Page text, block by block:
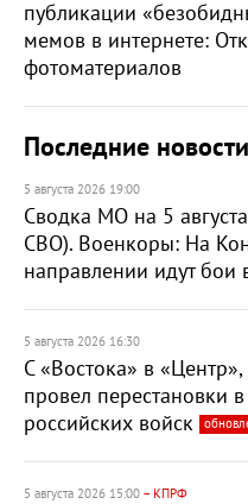
публикации
мемов в интернете:
фотоматериалов
Последние новости
5 августа 2026 19:00
Сводка МО на 5
СВО). Военкоры: На
направлении идут бои
5 августа 2026 16:30
С «Востока» в
провел перестановки
российских войск
5 августа 2026 15:00 – КПРФ